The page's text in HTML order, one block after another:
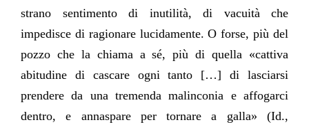
strano sentimento di inutilità, di vacuità che
impedisce di ragionare lucidamente. O forse, più del
pozzo che la chiama a sé, più di quella «cattiva
abitudine di cascare ogni tanto […] di lasciarsi
prendere da una tremenda malinconia e affogarci
dentro, e annaspare per tornare a galla» (Id.,